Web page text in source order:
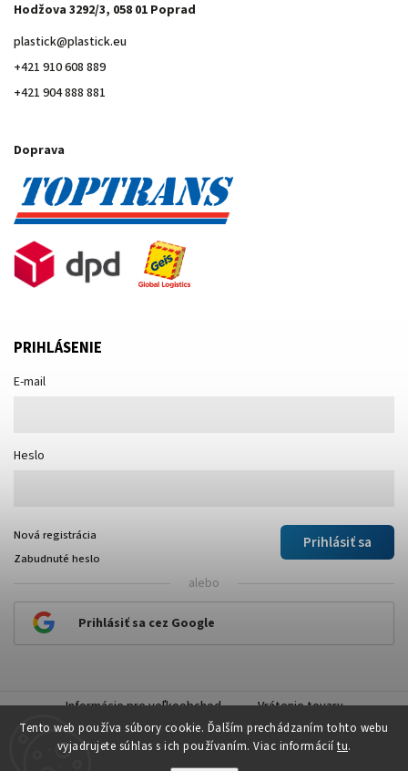
Tento web používa súbory cookie. Ďalším prechádzaním tohto webu
vyjadrujete súhlas s ich používaním. Viac informácií tu.
Hodžova 3292/3, 058 01 Poprad
plastick@plastick.eu
+421 910 608 889
+421 904 888 881
Doprava
PRIHLÁSENIE
E-mail
Heslo
Prihlásiť sa
Nová registrácia
Zabudnuté heslo
alebo
Prihlásiť sa cez Google
Informácie pre veľkoobchod Vrátenie tovaru